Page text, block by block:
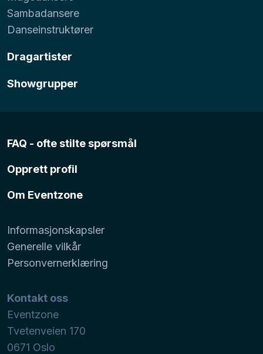
Sambadansere
Danseinstruktører
Dragartister
Showgrupper
FAQ - ofte stilte spørsmål
Opprett profil
Om Eventzone
Informasjonskapsler
Generelle vilkår
Personvernerklæring
Kontakt oss
Eventzone
Tvetenveien 170
0671 Oslo